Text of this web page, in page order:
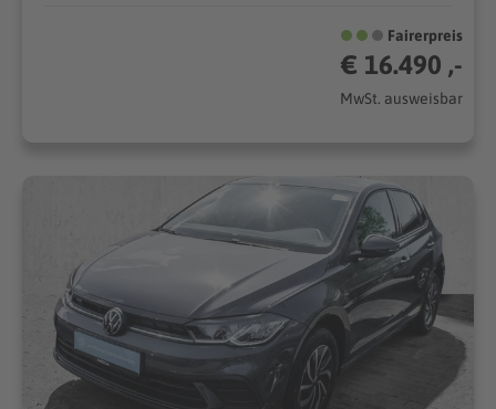
Fairerpreis
€ 16.490 ,-
MwSt. ausweisbar